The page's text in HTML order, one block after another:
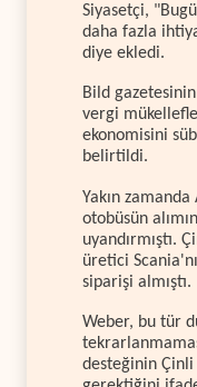
Siyasetçi,
daha fazla
diye ekledi.
Bild
vergi
ekonomisini
belirtildi.
Yakın
otobüsün
uyandırmıştı.
üretici
siparişi almıştı.
Weber, bu tür
desteğinin Çinli